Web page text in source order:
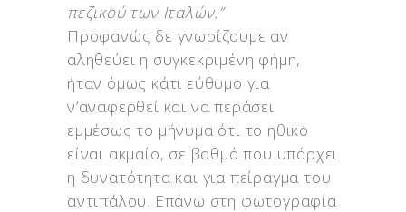
πεζικού των Ιταλών.”
Προφανώς δε γνωρίζουμε αν
αληθεύει η συγκεκριμένη φήμη,
ήταν όμως κάτι εύθυμο για
ν’αναφερθεί και να περάσει
εμμέσως το μήνυμα ότι το ηθικό
είναι ακμαίο, σε βαθμό που υπάρχει
η δυνατότητα και για πείραγμα του
αντιπάλου. Επάνω στη φωτογραφία